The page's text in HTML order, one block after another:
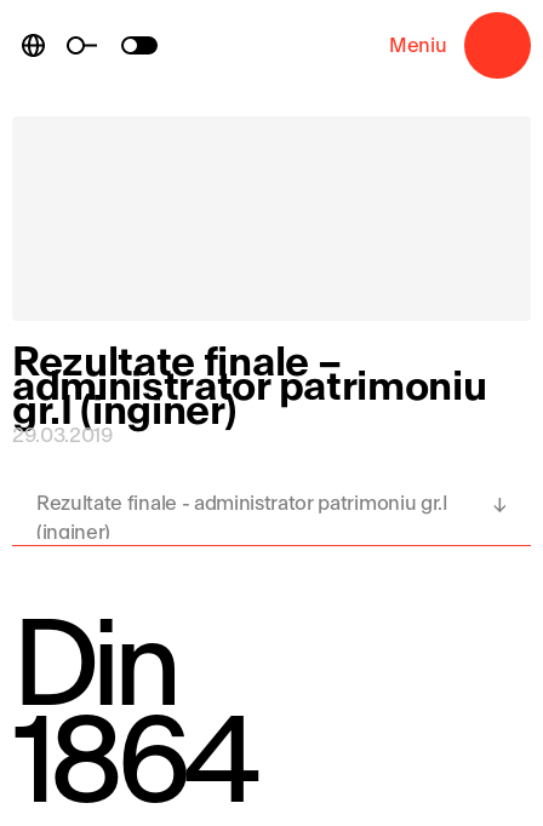
content
Meniu
Rezultate finale –
administrator patrimoniu
gr.I (inginer)
29.03.2019
Rezultate finale - administrator patrimoniu gr.I
(inginer)
Din
1864